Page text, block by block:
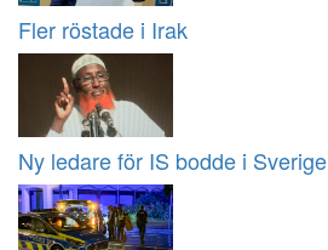
Fler röstade i Irak
Ny ledare för IS bodde i Sverige